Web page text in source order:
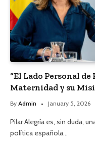
“El Lado Personal
Maternidad y su
By Admin January 5, 2026
Pilar Alegría es, sin duda,
política española…